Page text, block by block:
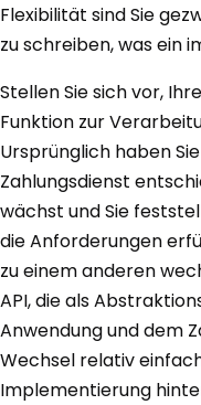
Flexibilität sind Sie
zu schreiben, was ein
Stellen Sie sich vor,
Funktion zur
Ursprünglich haben
Zahlungsdienst
wächst und Sie
die Anforderungen
zu einem anderen
API, die als
Anwendung und dem
Wechsel relativ
Implementierung